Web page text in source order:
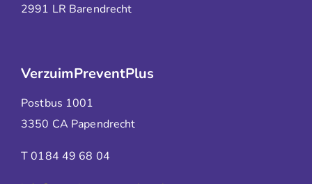
2991 LR Barendrecht
VerzuimPreventPlus
Postbus 1001
3350 CA Papendrecht
T 0184 49 68 04